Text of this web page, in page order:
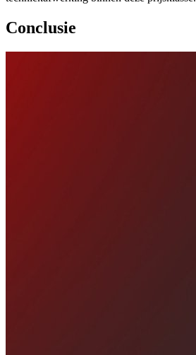
Conclusie